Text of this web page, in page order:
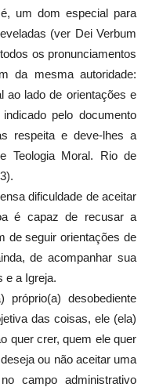
um dom especial para
(ver Dei Verbum
os pronunciamentos
da mesma autoridade:
ao lado de orientações e
pelo documento
respeita e deve-lhes a
Teologia Moral. Rio de
dificuldade de aceitar
é capaz de recusar a
de seguir orientações de
de acompanhar sua
e a Igreja.
desobediente
das coisas, ele (ela)
quer crer, quem ele quer
ou não aceitar uma
campo administrativo